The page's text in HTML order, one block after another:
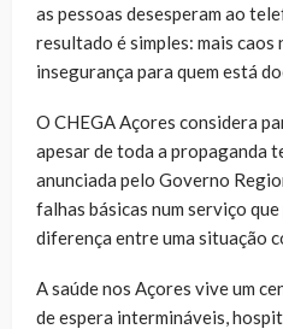
as pessoas desesperam ao
resultado é simples: mais caos
insegurança para quem está
O CHEGA Açores considera
apesar de toda a propaganda
anunciada pelo Governo
falhas básicas num serviço
diferença entre uma situação
A saúde nos Açores vive um
de espera intermináveis,